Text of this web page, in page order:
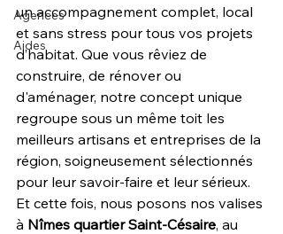
Agences
Aides
un accompagnement complet, local
et sans stress pour tous vos projets
d’habitat. Que vous rêviez de
construire, de rénover ou
d'aménager, notre concept unique
regroupe sous un même toit les
meilleurs artisans et entreprises de la
région, soigneusement sélectionnés
pour leur savoir-faire et leur sérieux.
Et cette fois, nous posons nos valises
à Nîmes quartier Saint-Césaire, au